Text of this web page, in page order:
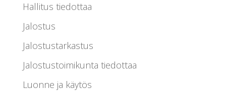
Hallitus tiedottaa
Jalostus
Jalostustarkastus
Jalostustoimikunta tiedottaa
Luonne ja käytös